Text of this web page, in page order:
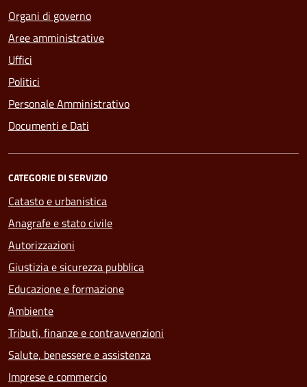
Organi di governo
Aree amministrative
Uffici
Politici
Personale Amministrativo
Documenti e Dati
CATEGORIE DI SERVIZIO
Catasto e urbanistica
Anagrafe e stato civile
Autorizzazioni
Giustizia e sicurezza pubblica
Educazione e formazione
Ambiente
Tributi, finanze e contravvenzioni
Salute, benessere e assistenza
Imprese e commercio